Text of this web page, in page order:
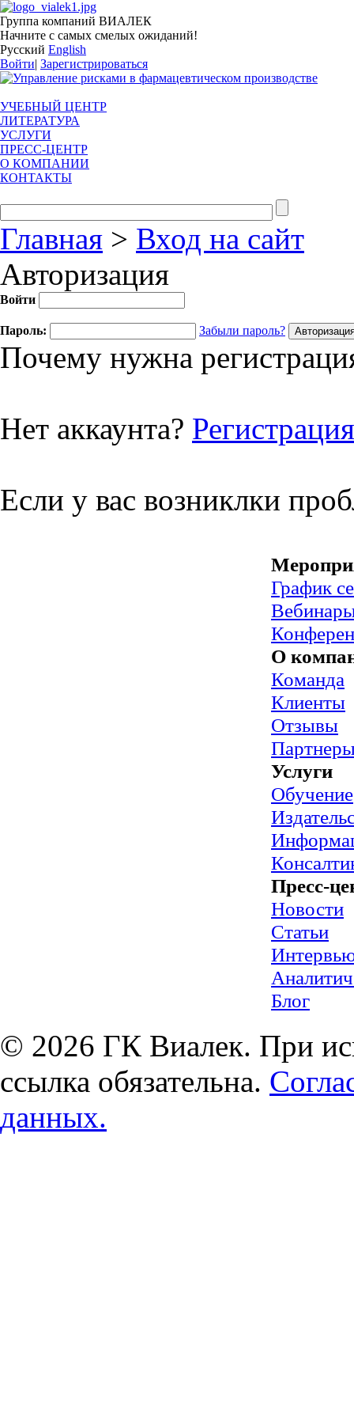
Группа компаний ВИАЛЕК
Начните с самых смелых ожиданий!
Русский English
Войти| Зарегистрироваться
УЧЕБНЫЙ ЦЕНТР
ЛИТЕРАТУРА
УСЛУГИ
ПРЕСС-ЦЕНТР
О КОМПАНИИ
КОНТАКТЫ
Главная > Вход на сайт
Авторизация
Войти
Пароль: Забыли пароль?
Почему нужна
Нет аккаунта? Регистрация
Если у вас возниклки
График
О
Команда
Клиенты
Отзывы
Услуги
Обучение
Пресс-
Новости
Статьи
Блог
© 2026 ГК Виалек. При
ссылка обязательна.
данных.